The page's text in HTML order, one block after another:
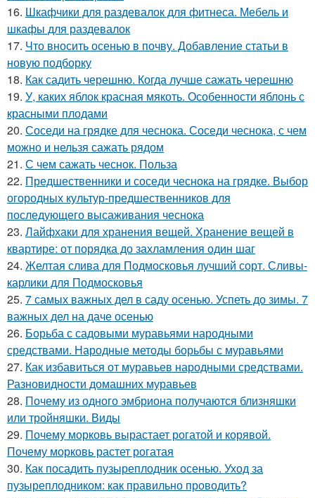
16. Шкафчики для раздевалок для фитнеса. Мебель и
шкафы для раздевалок
17. Что вносить осенью в почву. Добавление статьи в
новую подборку
18. Как садить черешню. Когда лучше сажать черешню
19. У, каких яблок красная мякоть. Особенности яблонь с
красными плодами
20. Соседи на грядке для чеснока. Соседи чеснока, с чем
можно и нельзя сажать рядом
21. С чем сажать чеснок. Польза
22. Предшественники и соседи чеснока на грядке. Выбор
огородных культур-предшественников для
последующего высаживания чеснока
23. Лайфхаки для хранения вещей. Хранение вещей в
квартире: от порядка до захламления один шаг
24. Желтая слива для Подмосковья лучший сорт. Сливы-
карлики для Подмосковья
25. 7 самых важных дел в саду осенью. Успеть до зимы. 7
важных дел на даче осенью
26. Борьба с садовыми муравьями народными
средствами. Народные методы борьбы с муравьями
27. Как избавиться от муравьев народными средствами.
Разновидности домашних муравьев
28. Почему из одного эмбриона получаются близняшки
или тройняшки. Виды
29. Почему морковь вырастает рогатой и корявой.
Почему морковь растет рогатая
30. Как посадить пузыреплодник осенью. Уход за
пузыреплодником: как правильно проводить?